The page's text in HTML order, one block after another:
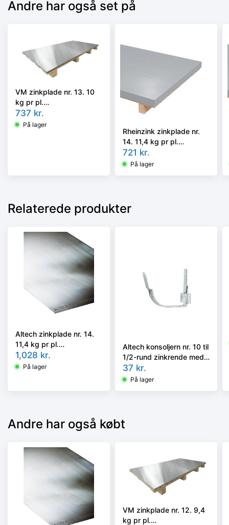
Andre har også set på
VM zinkplade nr. 13. 10
kg pr pl.
0,70x1000x2000 mm.
Blank. Ca. 25 pl/ram. 250
737 kr.
På lager
Rheinzink zinkplade nr.
14. 11,4 kg pr pl.
0,80x1000x2000 mm.
CLASSIC walzblank. Ca.
721 kr.
På lager
Relaterede produkter
Altech zinkplade nr. 14.
11,4 kg pr pl.
0,80x1000x2000 mm.
Ca. 22 pl/ram. 251 kg. -
1,028 kr.
På lager
Altech konsoljern nr. 10 til
1/2-rund zinkrende med
1/2 bagvulst,
Hjemmelavet A-model
37 kr.
På lager
Andre har også købt
VM zinkplade nr. 12. 9,4
kg pr pl.